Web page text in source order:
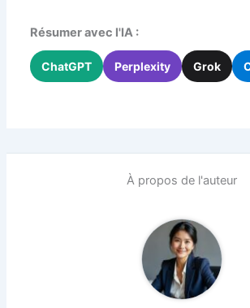
Résumer avec l'IA :
ChatGPT Perplexity Grok
À propos de l'auteur